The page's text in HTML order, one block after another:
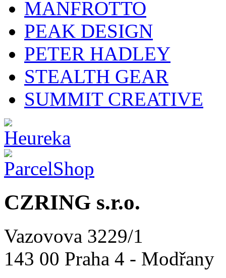
MANFROTTO
PEAK DESIGN
PETER HADLEY
STEALTH GEAR
SUMMIT CREATIVE
CZRING s.r.o.
Vazovova 3229/1
143 00 Praha 4 - Modřany